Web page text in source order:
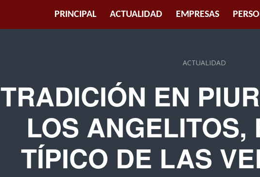
PRINCIPAL ACTUALIDAD EMPRESAS
ACTUALIDAD
TRADICIÓN EN
LOS ANGELITOS,
TÍPICO DE LAS